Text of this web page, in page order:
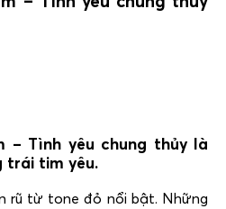
– Tình yêu chung thủy là
trái tim yêu.
rũ từ tone đỏ nổi bật. Những